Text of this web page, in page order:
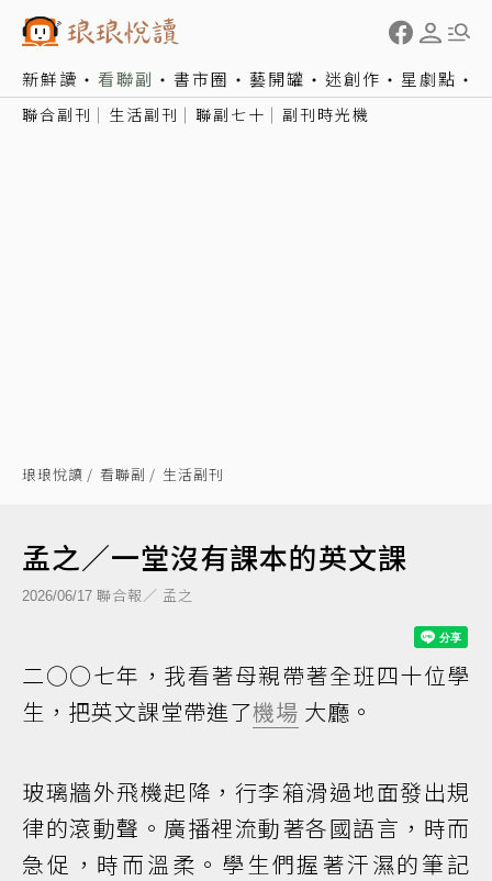
新鮮讀 看聯副 書市圈 藝開罐 迷創作 星劇點
聯合副刊 生活副刊 聯副七十 副刊時光機
琅琅悅讀 看聯副 生活副刊
孟之／一堂沒有課本的英文課
2026/06/17 聯合報／ 孟之
二○○七年，我看著母親帶著全班四十位學
生，把英文課堂帶進了機場 大廳。
玻璃牆外飛機起降，行李箱滑過地面發出規
律的滾動聲。廣播裡流動著各國語言，時而
急促，時而溫柔。學生們握著汗濕的筆記